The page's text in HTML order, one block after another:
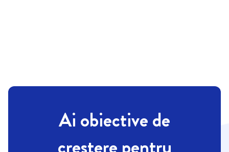
Ai obiective de